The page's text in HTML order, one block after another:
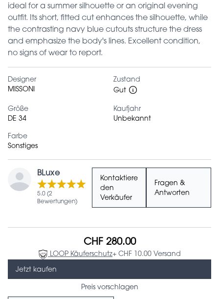
ideal for a summer silhouette or an original evening
outfit. Its short, fitted cut enhances the silhouette, while
the contrasting navy blue cutouts structure the dress
and emphasize the body's lines. Excellent condition,
no signs of wear to report.
Designer
MISSONI
Zustand
Gut
Größe
DE 34
Kaufjahr
Unbekannt
Farbe
Sonstiges
BLuxe
5.0 (2
Bewertungen)
Kontaktiere
den
Verkäufer
Fragen &
Antworten
CHF 280.00
LOOP Käuferschutz+ CHF 10.00 Versand
Jetzt kaufen
Preis vorschlagen